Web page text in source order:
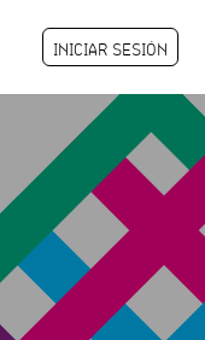
INICIAR SESIÓN